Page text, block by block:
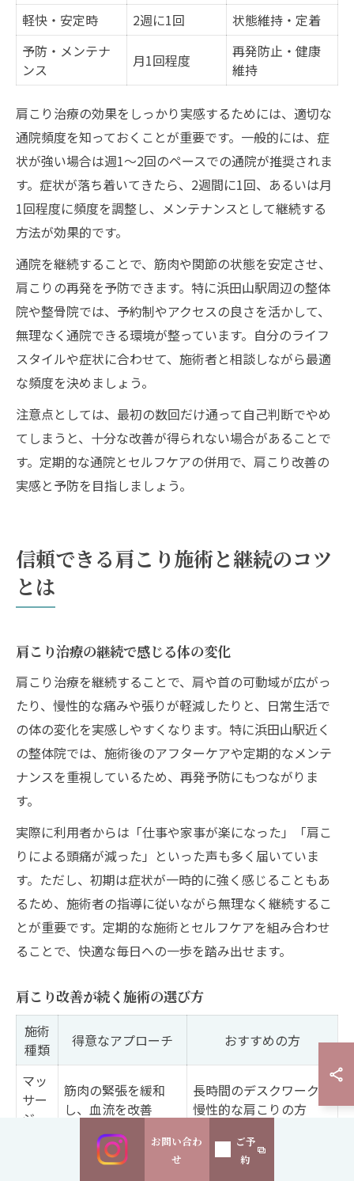
軽快・安定時
2週に1回
状態維持・定着
予防・メンテナ
ンス
月1回程度
再発防止・健康
維持
肩こり治療の効果をしっかり実感するためには、適切な
通院頻度を知っておくことが重要です。一般的には、症
状が強い場合は週1～2回のペースでの通院が推奨されま
す。症状が落ち着いてきたら、2週間に1回、あるいは月
1回程度に頻度を調整し、メンテナンスとして継続する
方法が効果的です。
通院を継続することで、筋肉や関節の状態を安定させ、
肩こりの再発を予防できます。特に浜田山駅周辺の整体
院や整骨院では、予約制やアクセスの良さを活かして、
無理なく通院できる環境が整っています。自分のライフ
スタイルや症状に合わせて、施術者と相談しながら最適
な頻度を決めましょう。
注意点としては、最初の数回だけ通って自己判断でやめ
てしまうと、十分な改善が得られない場合があることで
す。定期的な通院とセルフケアの併用で、肩こり改善の
実感と予防を目指しましょう。
信頼できる肩こり施術と継続のコツ
とは
肩こり治療の継続で感じる体の変化
肩こり治療を継続することで、肩や首の可動域が広がっ
たり、慢性的な痛みや張りが軽減したりと、日常生活で
の体の変化を実感しやすくなります。特に浜田山駅近く
の整体院では、施術後のアフターケアや定期的なメンテ
ナンスを重視しているため、再発予防にもつながりま
す。
実際に利用者からは「仕事や家事が楽になった」「肩こ
りによる頭痛が減った」といった声も多く届いていま
す。ただし、初期は症状が一時的に強く感じることもあ
るため、施術者の指導に従いながら無理なく継続するこ
とが重要です。定期的な施術とセルフケアを組み合わせ
ることで、快適な毎日への一歩を踏み出せます。
肩こり改善が続く施術の選び方
施術
種類
得意なアプローチ おすすめの方
マッ
サー
ジ
筋肉の緊張を緩和
し、血流を改善
長時間のデスクワークや
慢性的な肩こりの方
姿勢の歪みや骨格バ
ランスを調整
姿勢の悪さからくる肩こ
りに悩む方
お問い合わ
せ
ご予
約